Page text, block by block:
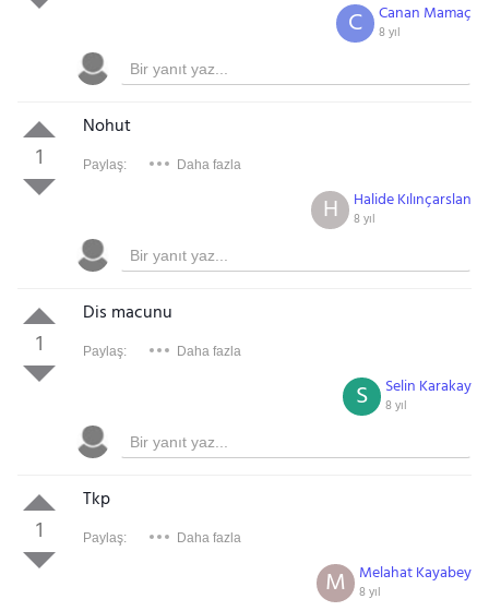
Canan Mamaç
8 yıl
C
1
Nohut
Paylaş: Daha fazla
Halide Kılınçarslan
8 yıl
H
1
Dis macunu
Paylaş: Daha fazla
Selin Karakay
8 yıl
S
1
Tkp
Paylaş: Daha fazla
Melahat Kayabey
8 yıl
M